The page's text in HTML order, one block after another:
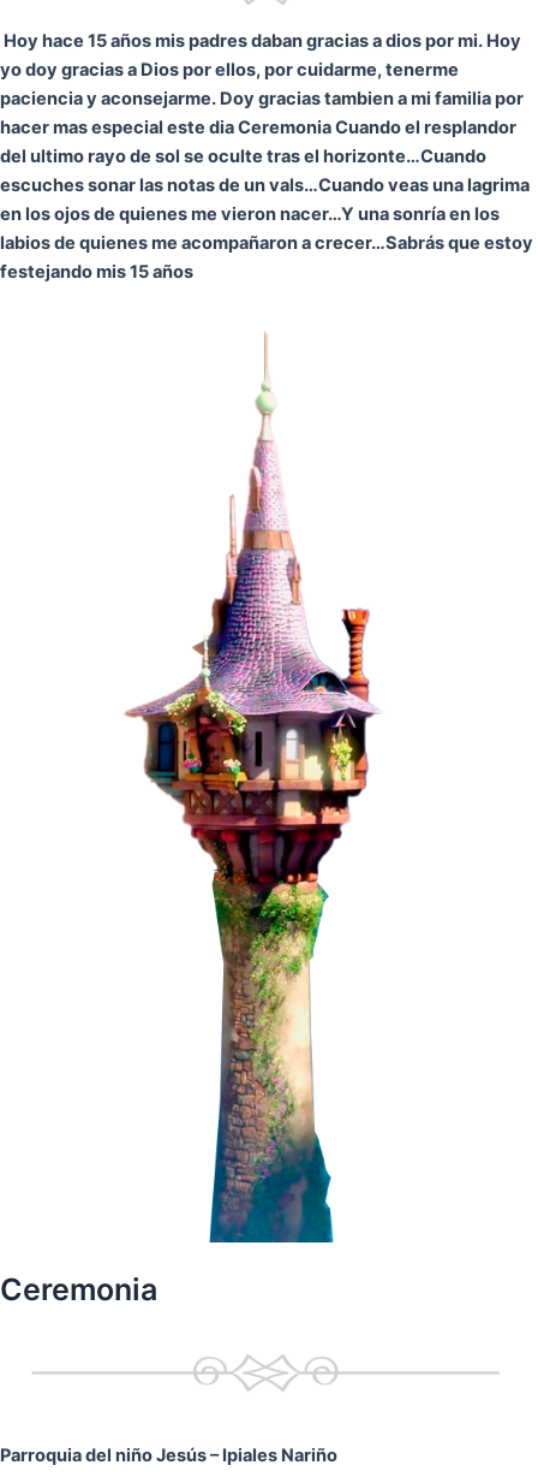
Hoy hace 15 años mis padres daban gracias a dios por mi. Hoy
yo doy gracias a Dios por ellos, por cuidarme, tenerme
paciencia y aconsejarme. Doy gracias tambien a mi familia por
hacer mas especial este dia CeremoniaCuando el resplandor
del ultimo rayo de sol se oculte tras el horizonte…Cuando
escuches sonar las notas de un vals…Cuando veas una lagrima
en los ojos de quienes me vieron nacer…Y una sonría en los
labios de quienes me acompañaron a crecer…Sabrás que estoy
festejando mis 15 años
Ceremonia
Parroquia del niño Jesús– Ipiales Nariño